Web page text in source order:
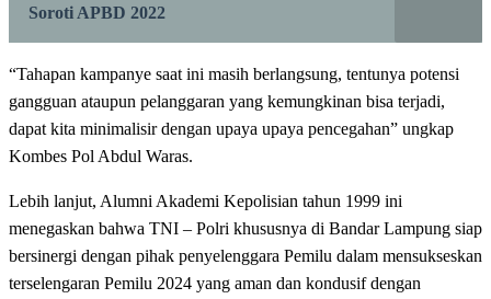
Soroti APBD 2022
“Tahapan kampanye saat ini masih berlangsung, tentunya potensi
gangguan ataupun pelanggaran yang kemungkinan bisa terjadi,
dapat kita minimalisir dengan upaya upaya pencegahan” ungkap
Kombes Pol Abdul Waras.
Lebih lanjut, Alumni Akademi Kepolisian tahun 1999 ini
menegaskan bahwa TNI – Polri khususnya di Bandar Lampung siap
bersinergi dengan pihak penyelenggara Pemilu dalam mensukseskan
terselengaran Pemilu 2024 yang aman dan kondusif dengan